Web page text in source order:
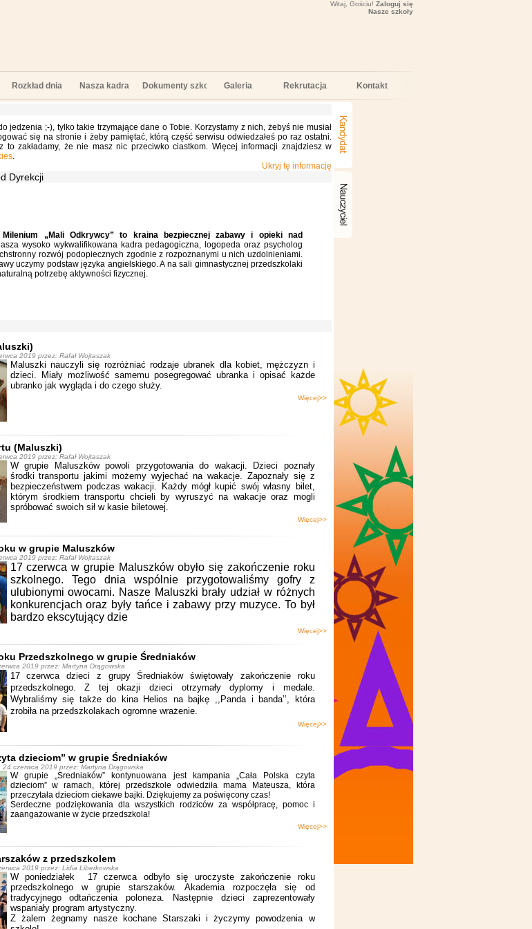
Witaj, Gościu! Zaloguj się
Nasze szkoły
Rozkład dnia Nasza kadra Dokumenty szkolne Galeria Rekrutacja Kontakt
jedzenia ;-), tylko takie trzymające dane o Tobie. Korzystamy z nich, żebyś nie musiał
się na stronie i żeby pamiętać, którą część serwisu odwiedzałeś po raz ostatni.
to zakładamy, że nie masz nic przeciwko ciastkom. Więcej informacji znajdziesz w
.
Ukryj tę informację
Dyrekcji
Milenium „Mali Odkrywcy” to kraina bezpiecznej zabawy i opieki nad
wysoko wykwalifikowana kadra pedagogiczna, logopeda oraz psycholog
rozwój podopiecznych zgodnie z rozpoznanymi u nich uzdolnieniami.
uczymy podstaw języka angielskiego. A na sali gimnastycznej przedszkolaki
potrzebę aktywności fizycznej.
2019 przez: Rafał Wojtaszak
Maluszki nauczyli się rozróżniać rodzaje ubranek dla kobiet, mężczyzn i
dzieci. Miały możliwość samemu posegregować ubranka i opisać każde
ubranko jak wygląda i do czego służy.
Więcej>>
(Maluszki)
2019 przez: Rafał Wojtaszak
W grupie Maluszków powoli przygotowania do wakacji. Dzieci poznały
środki transportu jakimi możemy wyjechać na wakacje. Zapoznały się z
bezpieczeństwem podczas wakacji. Każdy mógł kupić swój własny bilet,
którym środkiem transportu chcieli by wyruszyć na wakacje oraz mogli
spróbować swoich sił w kasie biletowej.
Więcej>>
w grupie Maluszków
2019 przez: Rafał Wojtaszak
17 czerwca w grupie Maluszków obyło się zakończenie roku
szkolnego. Tego dnia wspólnie przygotowaliśmy gofry z
ulubionymi owocami. Nasze Maluszki brały udział w różnych
konkurencjach oraz były tańce i zabawy przy muzyce. To był
bardzo ekscytujący dzie
Więcej>>
Przedszkolnego w grupie Średniaków
2019 przez: Martyna Drągowska
17 czerwca dzieci z grupy Średniaków świętowały zakończenie roku
przedszkolnego. Z tej okazji dzieci otrzymały dyplomy i medale.
Wybraliśmy się także do kina Helios na bajkę ,,Panda i banda’’, która
zrobiła na przedszkolakach ogromne wrażenie.
Więcej>>
dzieciom” w grupie Średniaków
24 czerwca 2019 przez: Martyna Drągowska
W grupie „Średniaków” kontynuowana jest kampania „Cała Polska czyta
dzieciom” w ramach, której przedszkole odwiedziła mama Mateusza, która
przeczytała dzieciom ciekawe bajki. Dziękujemy za poświęcony czas!
Serdeczne podziękowania dla wszystkich rodziców za współpracę, pomoc i
zaangażowanie w życie przedszkola!
Więcej>>
z przedszkolem
2019 przez: Lidia Liberkowska
W poniedziałek 17 czerwca odbyło się uroczyste zakończenie roku
przedszkolnego w grupie starszaków. Akademia rozpoczęła się od
tradycyjnego odtańczenia poloneza. Następnie dzieci zaprezentowały
wspaniały program artystyczny.
Z żalem żegnamy nasze kochane Starszaki i życzymy powodzenia w